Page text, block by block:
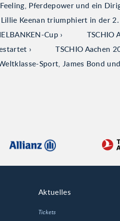
Pferdepower und ein
Lillie Keenan triumphiert in der
Cup
TSCHIO
TSCHIO Aachen
Sport, James Bond
Aktuelles
Tickets